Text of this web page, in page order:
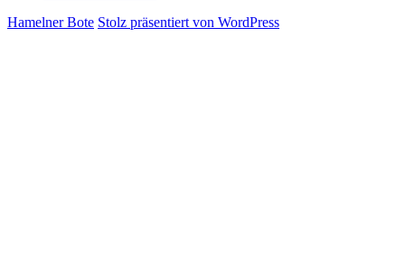
Hamelner Bote Stolz präsentiert von WordPress